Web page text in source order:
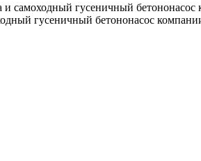
и самоходный гусеничный
гусеничный бетононасос